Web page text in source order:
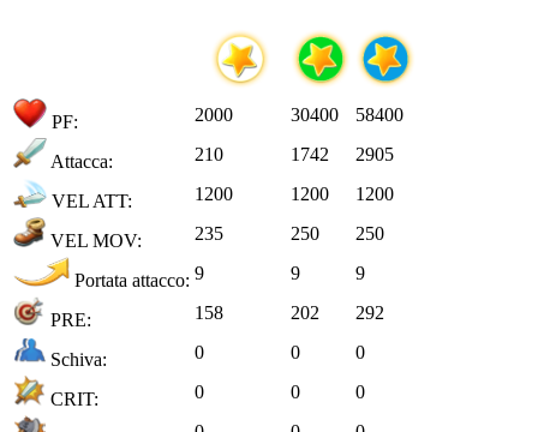
PF: 2000 30400 58400
Attacca: 210 1742 2905
VEL ATT: 1200 1200 1200
VEL MOV: 235 250 250
Portata attacco: 9 9 9
PRE: 158 202 292
Schiva: 0 0 0
CRIT: 0 0 0